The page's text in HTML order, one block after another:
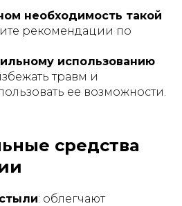
необходимость такой
рекомендации по
использованию
травм и
ее возможности.
средства
: облегчают